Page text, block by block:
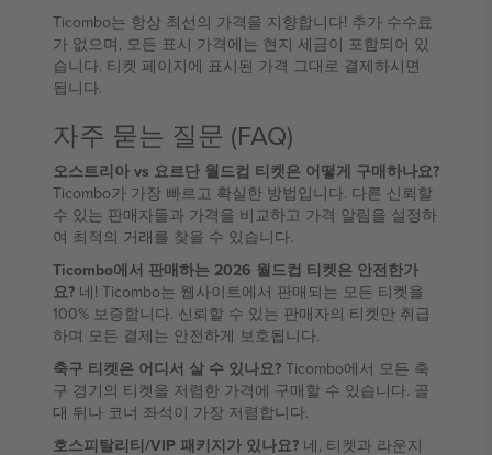
Ticombo는 항상 최선의 가격을 지향합니다! 추가 수수료
가 없으며, 모든 표시 가격에는 현지 세금이 포함되어 있
습니다. 티켓 페이지에 표시된 가격 그대로 결제하시면
됩니다.
자주 묻는 질문 (FAQ)
오스트리아 vs 요르단 월드컵 티켓은 어떻게 구매하나요?
Ticombo가 가장 빠르고 확실한 방법입니다. 다른 신뢰할
수 있는 판매자들과 가격을 비교하고 가격 알림을 설정하
여 최적의 거래를 찾을 수 있습니다.
Ticombo에서 판매하는 2026 월드컵 티켓은 안전한가
요? 네! Ticombo는 웹사이트에서 판매되는 모든 티켓을
100% 보증합니다. 신뢰할 수 있는 판매자의 티켓만 취급
하며 모든 결제는 안전하게 보호됩니다.
축구 티켓은 어디서 살 수 있나요? Ticombo에서 모든 축
구 경기의 티켓을 저렴한 가격에 구매할 수 있습니다. 골
대 뒤나 코너 좌석이 가장 저렴합니다.
호스피탈리티/VIP 패키지가 있나요? 네, 티켓과 라운지